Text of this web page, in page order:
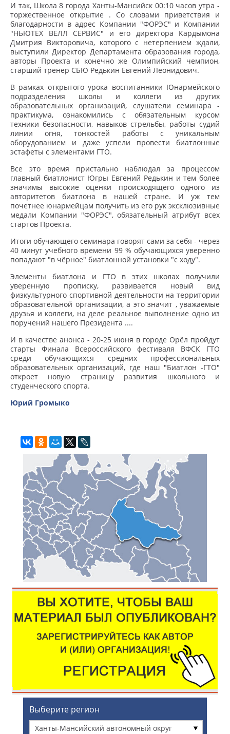
И так, Школа 8 города Ханты-Мансийск 00:10 часов утра -
торжественное открытие . Со словами приветствия и
благодарности в адрес Компании "ФОРЭС" и Компании
"НЬЮТЕХ ВЕЛЛ СЕРВИС" и его директора Кардымона
Дмитрия Викторовича, которого с нетерпением ждали,
выступили Директор Департамента образования города,
авторы Проекта и конечно же Олимпийский чемпион,
старший тренер СБЮ Редькин Евгений Леонидович.
В рамках открытого урока воспитанники Юнармейского
подразделения школы и коллеги из других
образовательных организаций, слушатели семинара -
практикума, ознакомились с обязательным курсом
техники безопасности, навыков стрельбы, работы судий
линии огня, тонкостей работы с уникальным
оборудованием и даже успели провести биатлонные
эстафеты с элементами ГТО.
Все это время пристально наблюдал за процессом
главный биатлонист Югры Евгений Редькин и тем более
значимы высокие оценки происходящего одного из
авторитетов биатлона в нашей стране. И уж тем
почетнее юнармейцам получить из его рук эксклюзивные
медали Компании "ФОРЭС", обязательный атрибут всех
стартов Проекта.
Итоги обучающего семинара говорят сами за себя - через
40 минут учебного времени 99 % обучающихся уверенно
попадают "в чёрное" биатлонной установки "с ходу".
Элементы биатлона и ГТО в этих школах получили
уверенную прописку, развивается новый вид
физкультурного спортивной деятельности на территории
образовательной организации, а это значит , уважаемые
друзья и коллеги, на деле реальное выполнение одно из
поручений нашего Президента ....
И в качестве анонса - 20-25 июня в городе Орёл пройдут
старты Финала Всероссийского фестиваля ВФСК ГТО
среди обучающихся средних профессиональных
образовательных организаций, где наш "Биатлон -ГТО"
откроет новую страницу развития школьного и
студенческого спорта.
Юрий Громыко
Выберите регион
Ханты-Мансийский автономный округ